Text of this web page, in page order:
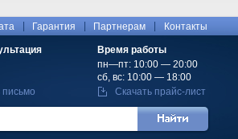
Гарантия Партнерам Контакты
Время работы
пн—пт: 10:00 — 20:00
сб, вс: 10:00 — 18:00
письмо Скачать прайс-лист